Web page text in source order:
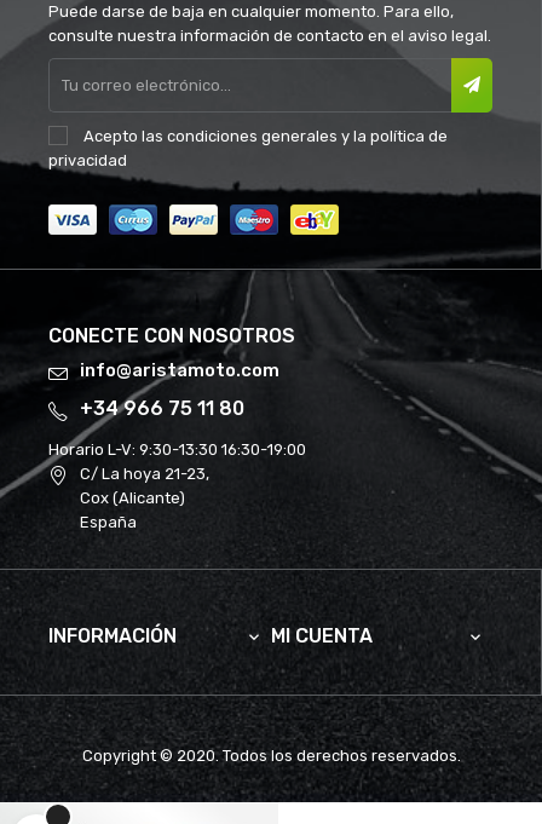
Puede darse de baja en cualquier momento. Para ello,
consulte nuestra información de contacto en el aviso legal.
Acepto las condiciones generales y la política de
privacidad
CONECTE CON NOSOTROS
info@aristamoto.com
+34 966 75 11 80
Horario L-V: 9:30-13:30 16:30-19:00
C/ La hoya 21-23,
Cox (Alicante)
España
INFORMACIÓN  MI CUENTA 
Copyright © 2020. Todos los derechos reservados.